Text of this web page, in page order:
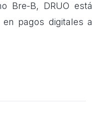
Bre-B, DRUO está
pagos digitales a